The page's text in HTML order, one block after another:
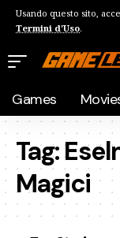
Usando questo sito,
Termini d'Uso.
Games
Tag:
Magici